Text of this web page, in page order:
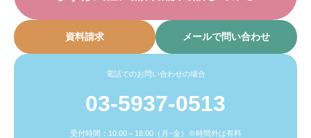
資料請求 メールで問い合わせ
電話でのお問い合わせの場合
03-5937-0513
受付時間：10:00～18:00（月~金）※時間外は有料